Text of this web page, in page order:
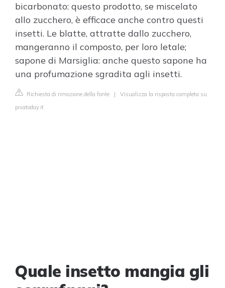
bicarbonato: questo prodotto, se miscelato
allo zucchero, è efficace anche contro questi
insetti. Le blatte, attratte dallo zucchero,
mangeranno il composto, per loro letale;
sapone di Marsiglia: anche questo sapone ha
una profumazione sgradita agli insetti.
Richiesta di rimozione della fonte | Visualizza la risposta completa su
pisatoday.it
Quale insetto mangia gli